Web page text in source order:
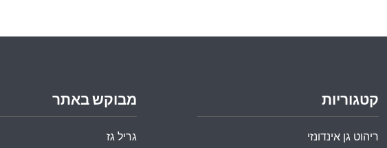
מבוקש באתר
גריל גז
קטגוריות
ריהוט גן אינדונזי